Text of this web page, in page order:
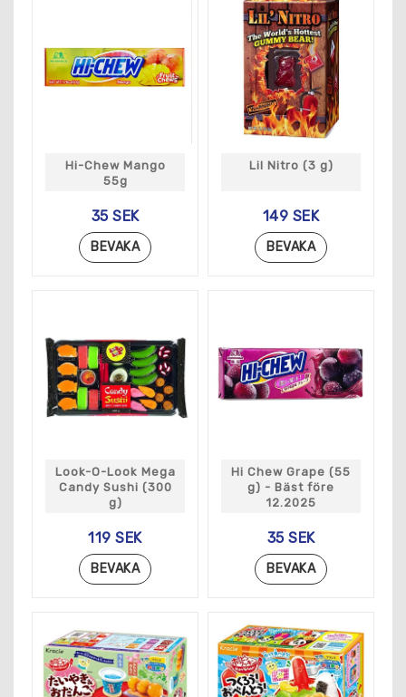
Hi-Chew Mango
55g
35 SEK
BEVAKA
Lil Nitro (3 g)
149 SEK
BEVAKA
Look-O-Look Mega
Candy Sushi (300
g)
119 SEK
BEVAKA
Hi Chew Grape (55
g) - Bäst före
12.2025
35 SEK
BEVAKA